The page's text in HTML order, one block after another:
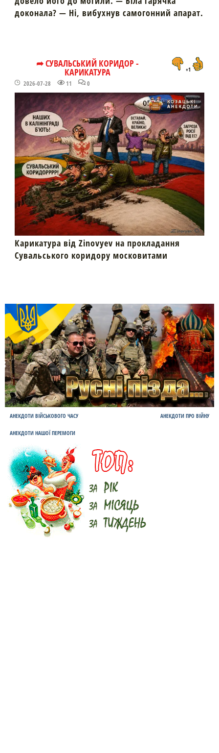
доконала? — Ні, вибухнув самогонний апарат.
➦ СУВАЛЬСЬКИЙ КОРИДОР -
КАРИКАТУРА
2026-07-28 11 0
+1
Карикатура від Zinovyev на прокладання
Сувальського коридору московитами
АНЕКДОТИ ВІЙСЬКОВОГО ЧАСУ АНЕКДОТИ ПРО ВІЙНУ
АНЕКДОТИ НАШОЇ ПЕРЕМОГИ